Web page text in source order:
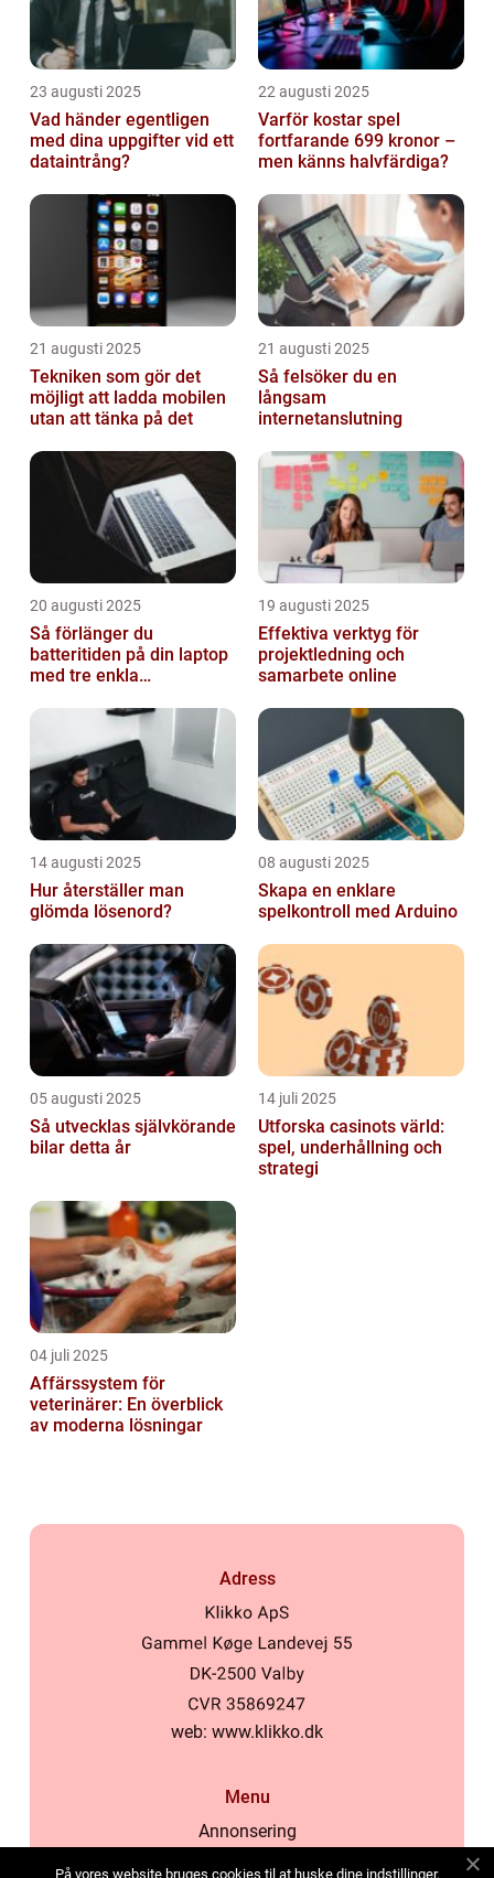
23 augusti 2025
Vad händer egentligen
med dina uppgifter vid ett
dataintrång?
22 augusti 2025
Varför kostar spel
fortfarande 699 kronor –
men känns halvfärdiga?
21 augusti 2025
Tekniken som gör det
möjligt att ladda mobilen
utan att tänka på det
21 augusti 2025
Så felsöker du en
långsam
internetanslutning
20 augusti 2025
Så förlänger du
batteritiden på din laptop
med tre enkla
19 augusti 2025
Effektiva verktyg för
projektledning och
samarbete online
14 augusti 2025
Hur återställer man
glömda lösenord?
08 augusti 2025
Skapa en enklare
spelkontroll med Arduino
05 augusti 2025
Så utvecklas självkörande
bilar detta år
14 juli 2025
Utforska casinots värld:
spel, underhållning och
strategi
04 juli 2025
Affärssystem för
veterinärer: En överblick
av moderna lösningar
Adress
web: www.klikko.dk
Menu
Annonsering
På vores website bruges cookies til at huske dine indstillinger,